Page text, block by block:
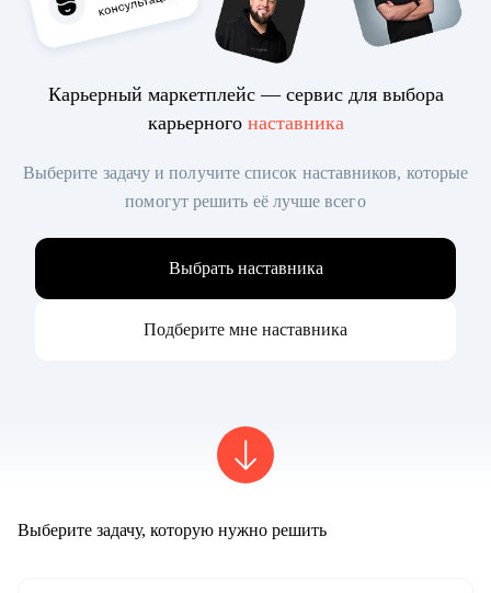
Карьерный маркетплейс — сервис для выбора
карьерного наставника
Выберите задачу и получите список наставников, которые
помогут решить её лучше всего
Выбрать наставника
Подберите мне наставника
Выберите задачу, которую нужно решить